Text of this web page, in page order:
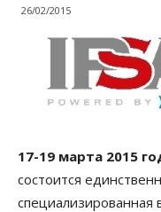
26/02/2015
17-19 марта 2015
состоится
специализированная